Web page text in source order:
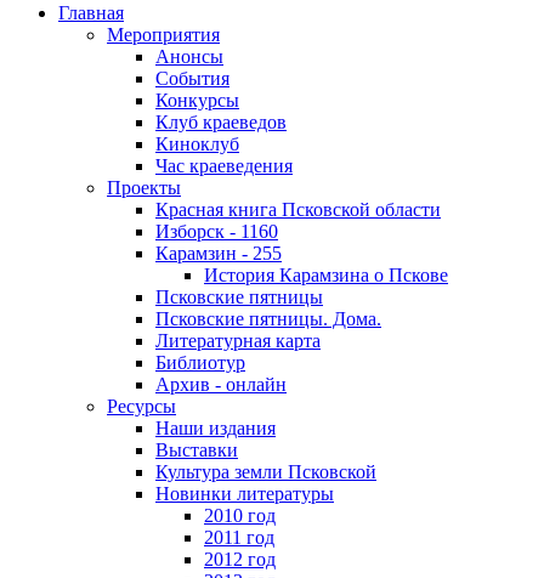
Главная
Мероприятия
Анонсы
События
Конкурсы
Клуб краеведов
Киноклуб
Час краеведения
Проекты
Красная книга Псковской области
Изборск - 1160
Карамзин - 255
История Карамзина о Пскове
Псковские пятницы
Псковские пятницы. Дома.
Литературная карта
Библиотур
Архив - онлайн
Ресурсы
Наши издания
Выставки
Культура земли Псковской
Новинки литературы
2010 год
2011 год
2012 год